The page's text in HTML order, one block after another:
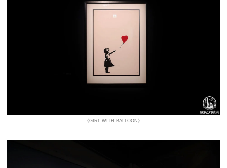
《GIRL WITH BALLOON》